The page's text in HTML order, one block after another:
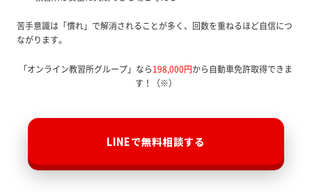
苦手意識は「慣れ」で解消されることが多く、回数を重ねるほど自信につ
ながります。
「オンライン教習所グループ」なら198,000円から自動車免許取得できま
す！（※）
LINEで無料相談する